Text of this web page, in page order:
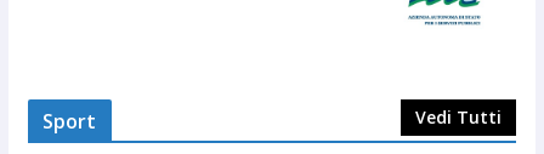
Sport Vedi Tutti